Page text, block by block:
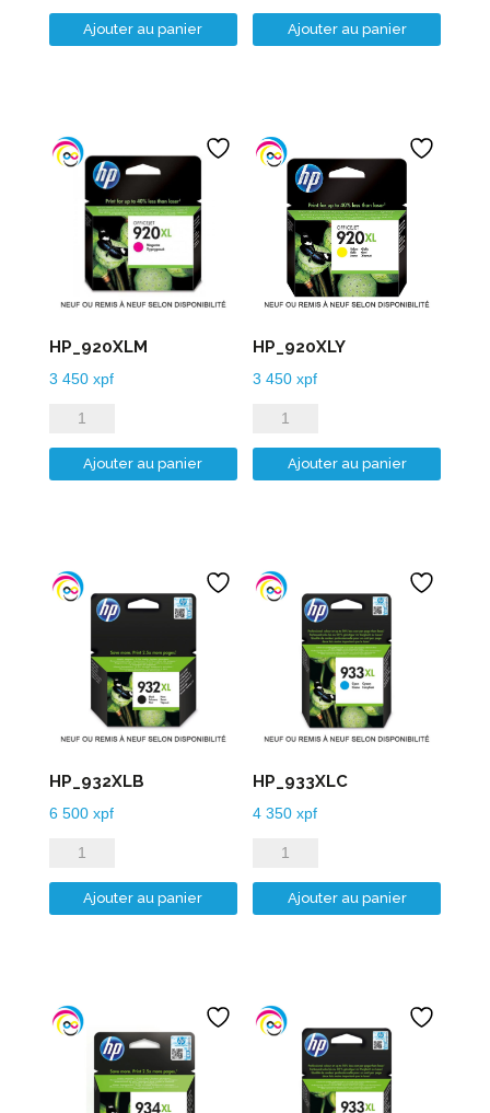
de
HP_920XLB
Ajouter au panier
de
HP_920XLC
Ajouter au panier
HP_920XLM
3 450 xpf
quantité
de
HP_920XLM
Ajouter au panier
HP_920XLY
3 450xpf
quantité
de
HP_920XLY
Ajouter au panier
HP_932XLB
6 500 xpf
quantité
de
HP_932XLB
Ajouter au panier
HP_933XLC
4 350xpf
quantité
de
HP_933XLC
Ajouter au panier